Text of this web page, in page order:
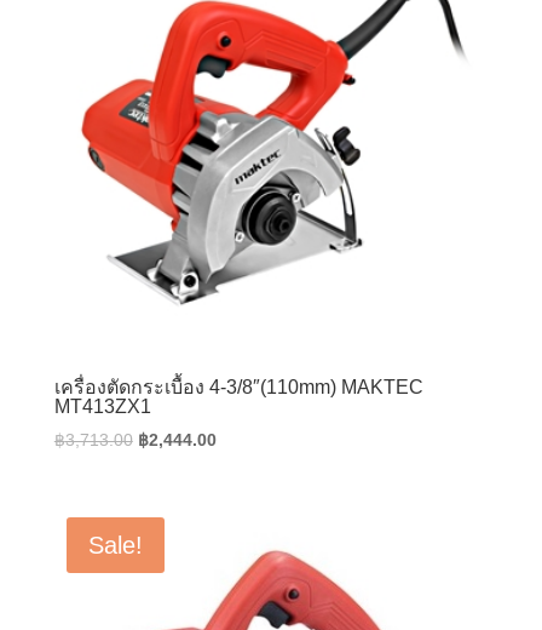
เครื่องตัดกระเบื้อง 4-3/8″(110mm) MAKTEC
MT413ZX1
฿3,713.00 Original
฿3,713.00.
฿2,444.00Current
Sale!